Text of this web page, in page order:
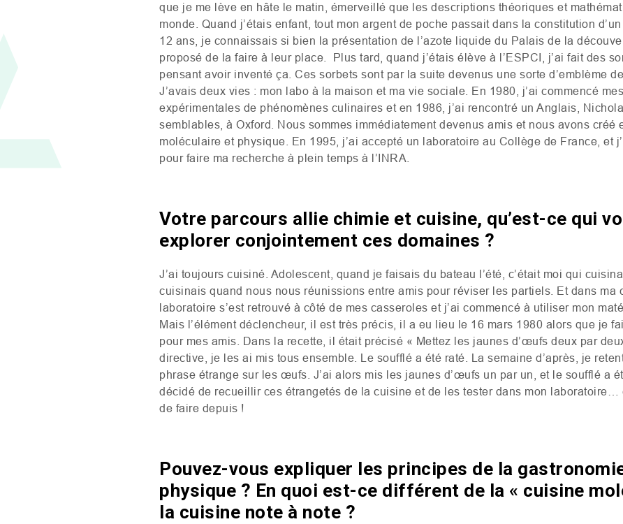
que je me lève en hâte le matin, émerveillé que les descriptions théoriques et
monde. Quand j’étais enfant, tout mon argent de poche passait dans la constitution
12 ans, je connaissais si bien la présentation de l’azote liquide du Palais de la
proposé de la faire à leur place. Plus tard, quand j’étais élève à l’ESPCI
, j’ai fait des
pensant avoir inventé ça. Ces sorbets sont par la suite devenus une sorte d’emblème
J’avais deux vies : mon labo à la maison et ma vie sociale. En 1980, j’ai commencé
expérimentales de phénomènes culinaires et en 1986, j’ai rencontré un Anglais,
semblables, à Oxford. Nous sommes immédiatement devenus amis et nous avons créé
moléculaire et physique. En 1995, j’ai accepté un laboratoire au Collège de France, et
pour faire ma recherche à plein temps à l’ INRA
Votre parcours allie chimie et cuisine, qu’est-ce qui
explorer conjointement ces domaines ?
J’ai toujours cuisiné. Adolescent, quand je faisais du bateau l’été, c’était moi qui
cuisinais quand nous nous réunissions entre amis pour réviser les partiels. Et dans ma
laboratoire s’est retrouvé à côté de mes casseroles et j’ai commencé à utiliser mon
Mais l’élément déclencheur, il est très précis, il a eu lieu le 16 mars 1980 alors que je
pour mes amis. Dans la recette, il était précisé « Mettez les jaunes d’œufs deux par
directive, je les ai mis tous ensemble. Le soufflé a été raté. La semaine d’après, je
phrase étrange sur les œufs. J’ai alors mis les jaunes d’œufs un par un, et le soufflé a
décidé de recueillir ces étrangetés de la cuisine et de les tester dans mon laboratoire…
de faire depuis !
Pouvez-vous expliquer les principes de la
physique ? En quoi est-ce différent de la « cuisine
la cuisine note à note ?